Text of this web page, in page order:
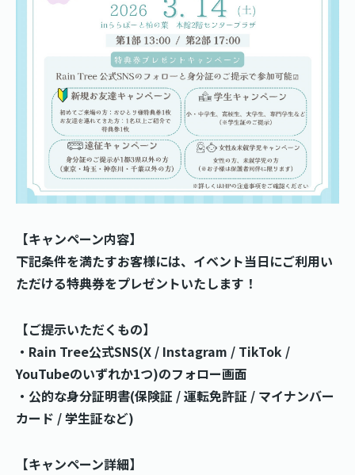
【キャンペーン内容】
下記条件を満たすお客様には、イベント当日にご利用い
ただける特典券をプレゼントいたします！
【ご提示いただくもの】
・Rain Tree公式SNS(X / Instagram / TikTok /
YouTubeのいずれか1つ)のフォロー画面
・公的な身分証明書(保険証 / 運転免許証 / マイナンバー
カード / 学生証など)
【キャンペーン詳細】